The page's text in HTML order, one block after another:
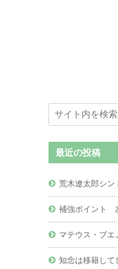
最近の投稿
荒木遼太郎シン
補強ポイント
マテウス・ブエ
知念は移籍して